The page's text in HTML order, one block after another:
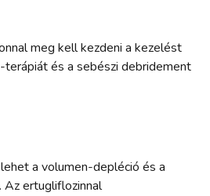
meg kell kezdeni a kezelést
és a sebészi debridement
a volumen-depléció és a
Az ertugliflozinnal